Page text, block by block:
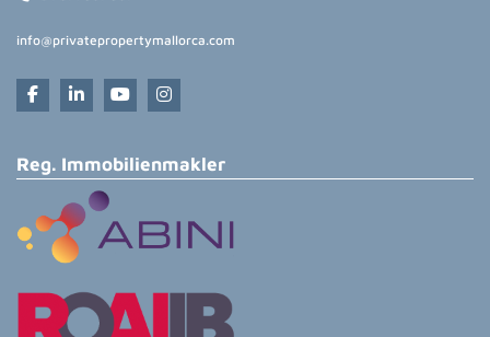
info@privatepropertymallorca.com
Reg. Immobilienmakler